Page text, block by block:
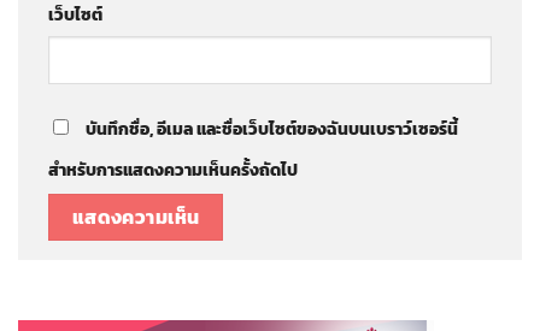
เว็บไซต์
บันทึกชื่อ, อีเมล และชื่อเว็บไซต์ของฉันบนเบราว์เซอร์นี้
สำหรับการแสดงความเห็นครั้งถัดไป